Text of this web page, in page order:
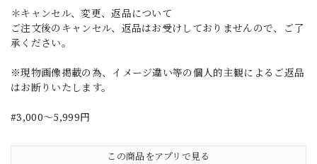
＊キャンセル、変更、返品について
ご注文後のキャンセル、返品はお受けしておりませんので、ご了
承ください。
※現物画像掲載の為、イメージ違い等の個人的主観によるご返品
はお断りいたします。
#3,000～5,999円
この商品をアプリで見る